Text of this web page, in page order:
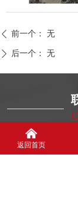
ꄴ 前一个： 无
ꄲ 后一个： 无
낀
返回首页
贺州市多乐